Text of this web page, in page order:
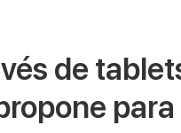
de
para